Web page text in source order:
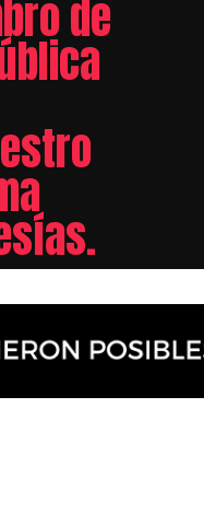
de